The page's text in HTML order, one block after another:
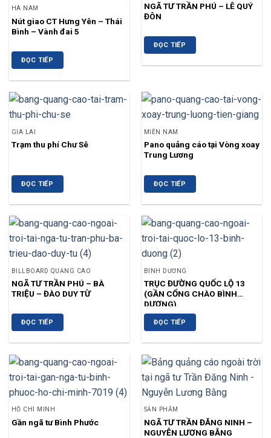
HÀ NAM
Nút giao CT Hưng Yên – Thái
Bình – Vành đai 5
ĐỌC TIẾP
NGÃ TƯ TRẦN PHÚ – LÊ QUÝ
ĐÔN
ĐỌC TIẾP
GIA LAI
Trạm thu phí Chư Sê
ĐỌC TIẾP
MIỀN NAM
Pano quảng cáo tại Vòng xoay
Trung Lương
ĐỌC TIẾP
BILLBOARD QUẢNG CÁO
NGÃ TƯ TRẦN PHÚ – BÀ
TRIỆU – ĐÀO DUY TỪ
ĐỌC TIẾP
BÌNH DƯƠNG
TRỤC ĐƯỜNG QUỐC LỘ 13
(GẦN CỔNG CHÀO BÌNH
DƯƠNG)
ĐỌC TIẾP
HỒ CHÍ MINH
Gần ngã tư Bình Phước
SẢN PHẨM
NGÃ TƯ TRẦN ĐĂNG NINH –
NGUYỄN LƯƠNG BẰNG